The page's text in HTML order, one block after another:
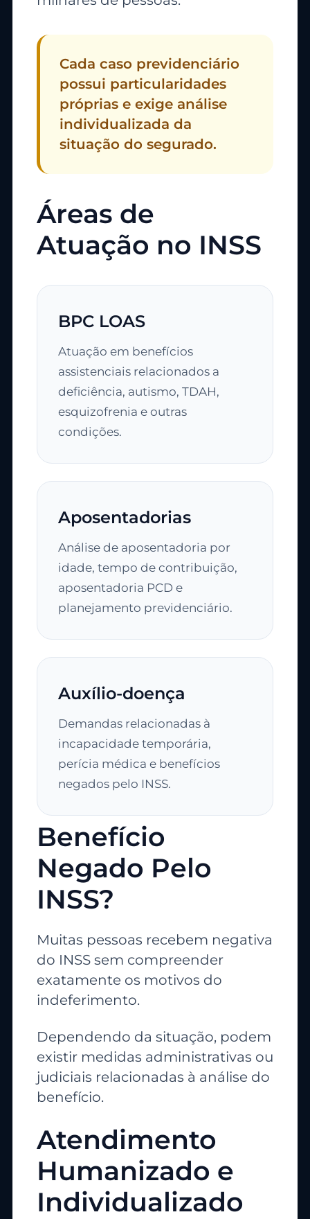
Cada caso previdenciário
possui particularidades
próprias e exige análise
individualizada da
situação do segurado.
Áreas de
Atuação no INSS
BPC LOAS
Atuação em benefícios
assistenciais relacionados a
deficiência, autismo, TDAH,
esquizofrenia e outras
condições.
Aposentadorias
Análise de aposentadoria por
idade, tempo de contribuição,
aposentadoria PCD e
planejamento previdenciário.
Auxílio-doença
Demandas relacionadas à
incapacidade temporária,
perícia médica e benefícios
negados pelo INSS.
Benefício
Negado Pelo
INSS?
Muitas pessoas recebem negativa
do INSS sem compreender
exatamente os motivos do
indeferimento.
Dependendo da situação, podem
existir medidas administrativas ou
judiciais relacionadas à análise do
benefício.
Atendimento
Humanizado e
Individualizado